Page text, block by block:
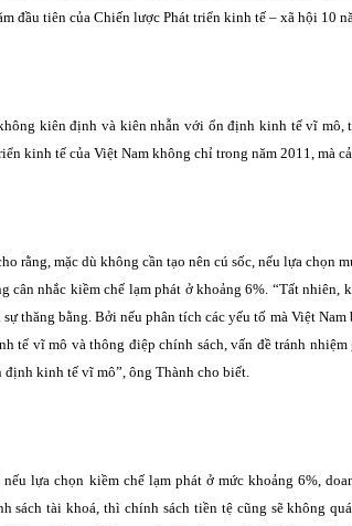
đầu tiên của Chiến lược Phát triển kinh tế – xã hội 10
kiên định và kiên nhẫn với ổn định kinh tế vĩ
kinh tế của Việt Nam không chỉ trong năm 2011, mà
rằng, mặc dù không cần tạo nên cú sốc, nếu lựa chọn
cân nhắc kiềm chế lạm phát ở khoảng 6%. “Tất
thăng bằng. Bởi nếu phân tích các yếu tố mà Việt
tế vĩ mô và thông điệp chính sách, vấn đề tránh
định kinh tế vĩ mô”, ông Thành cho biết.
lựa chọn kiềm chế lạm phát ở mức khoảng 6%,
sách tài khoá, thì chính sách tiền tệ cũng sẽ không